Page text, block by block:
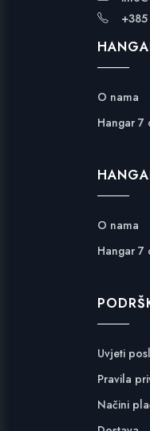
O nama
Hangar 7
O nama
Hangar 7
Uvjeti
Pravila
Načini